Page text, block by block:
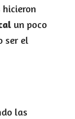
hicieron
un poco
ser el
las